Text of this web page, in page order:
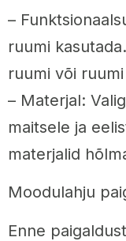
–
ruumi
ruumi või
– Materjal:
maitsele ja
materjalid
Moodulahju
Enne